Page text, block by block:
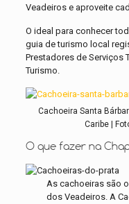
Veadeiros e aproveite
O ideal para conhecer
guia de turismo local
Prestadores de Serviços
Turismo.
Cachoeira Santa
Caribe |
O que fazer na
As cachoeiras são
dos Veadeiros. A